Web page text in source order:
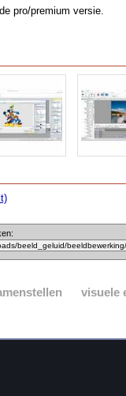
pro/premium versie.
visuele